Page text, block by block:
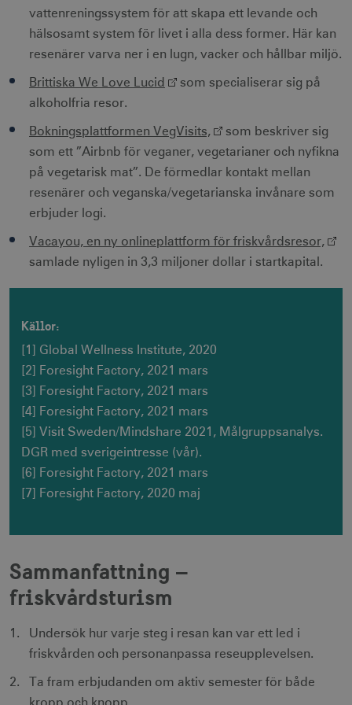
vattenreningssystem för att skapa ett levande och
hälsosamt system för livet i alla dess former. Här kan
resenärer varva ner i en lugn, vacker och hållbar miljö.
Brittiska We Love Lucid
som specialiserar sig på
alkoholfria resor.
Bokningsplattformen VegVisits,
som beskriver sig
som ett ”Airbnb för veganer, vegetarianer och nyfikna
på vegetarisk mat”. De förmedlar kontakt mellan
resenärer och veganska/vegetarianska invånare som
erbjuder logi.
Vacayou, en ny onlineplattform för friskvårdsresor,
samlade nyligen in 3,3 miljoner dollar i startkapital.
Källor:
[1] Global Wellness Institute, 2020
[2] Foresight Factory, 2021 mars
[3] Foresight Factory, 2021 mars
[4] Foresight Factory, 2021 mars
[5] Visit Sweden/Mindshare 2021, Målgruppsanalys.
DGR med sverigeintresse (vår).
[6] Foresight Factory, 2021 mars
[7] Foresight Factory, 2020 maj
Sammanfattning –
friskvårdsturism
Undersök hur varje steg i resan kan var ett led i
friskvården och personanpassa reseupplevelsen.
Ta fram erbjudanden om aktiv semester för både
Leverantör / Domän
.visitsweden.com 1 år
receive-cookie-
deprecation
.doubleclick.net
6
månader
CookieScriptConsent
CookieScript
1 månad
.vimeo.com
receive-cookie-
deprecation
.adnxs.com
JSESSIONID
li_gc